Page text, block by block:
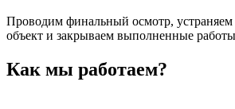
Проводим финальный осмотр, устраняем
объект и закрываем выполненные
Как мы работаем?